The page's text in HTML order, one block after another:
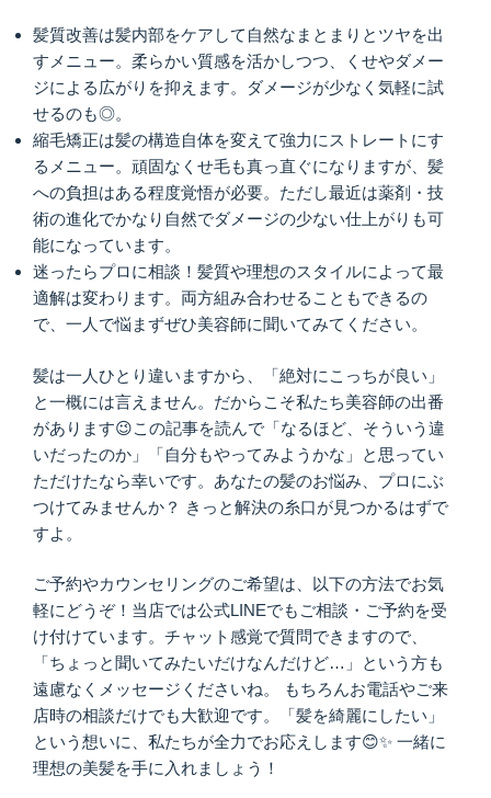
髪質改善は髪内部をケアして自然なまとまりとツヤを出
すメニュー。柔らかい質感を活かしつつ、くせやダメー
ジによる広がりを抑えます。ダメージが少なく気軽に試
せるのも◎。
縮毛矯正は髪の構造自体を変えて強力にストレートにす
るメニュー。頑固なくせ毛も真っ直ぐになりますが、髪
への負担はある程度覚悟が必要。ただし最近は薬剤・技
術の進化でかなり自然でダメージの少ない仕上がりも可
能になっています。
迷ったらプロに相談！髪質や理想のスタイルによって最
適解は変わります。両方組み合わせることもできるの
で、一人で悩まずぜひ美容師に聞いてみてください。
髪は一人ひとり違いますから、「絶対にこっちが良い」
と一概には言えません。だからこそ私たち美容師の出番
があります😉この記事を読んで「なるほど、そういう違
いだったのか」「自分もやってみようかな」と思ってい
ただけたなら幸いです。あなたの髪のお悩み、プロにぶ
つけてみませんか？ きっと解決の糸口が見つかるはずで
すよ。
ご予約やカウンセリングのご希望は、以下の方法でお気
軽にどうぞ！当店では公式LINEでもご相談・ご予約を受
け付けています。チャット感覚で質問できますので、
「ちょっと聞いてみたいだけなんだけど…」という方も
遠慮なくメッセージくださいね。 もちろんお電話やご来
店時の相談だけでも大歓迎です。「髪を綺麗にしたい」
という想いに、私たちが全力でお応えします😊✨ 一緒に
理想の美髪を手に入れましょう！